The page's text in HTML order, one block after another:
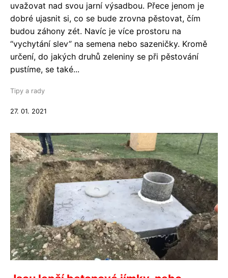
uvažovat nad svou jarní výsadbou. Přece jenom je
dobré ujasnit si, co se bude zrovna pěstovat, čím
budou záhony zét. Navíc je více prostoru na
“vychytání slev” na semena nebo sazeničky. Kromě
určení, do jakých druhů zeleniny se při pěstování
pustíme, se také...
Tipy a rady
27. 01. 2021